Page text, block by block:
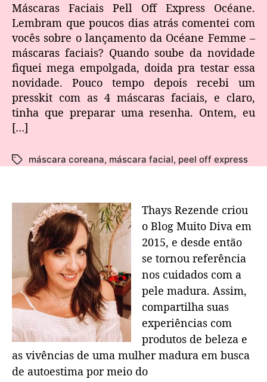
Máscaras Faciais Pell Off Express Océane.
Lembram que poucos dias atrás comentei com
vocês sobre o lançamento da Océane Femme –
máscaras faciais? Quando soube da novidade
fiquei mega empolgada, doida pra testar essa
novidade. Pouco tempo depois recebi um
presskit com as 4 máscaras faciais, e claro,
tinha que preparar uma resenha. Ontem, eu
[…]
máscara coreana, máscara facial, peel off express
Thays Rezende criou
o Blog Muito Diva em
2015, e desde então
se tornou referência
nos cuidados com a
pele madura. Assim,
compartilha suas
experiências com
produtos de beleza e
as vivências de uma mulher madura em busca
de autoestima por meio do